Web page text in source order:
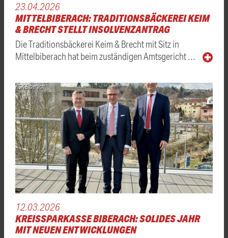
23.04.2026
MITTELBIBERACH: TRADITIONSBÄCKEREI KEIM
& BRECHT STELLT INSOLVENZANTRAG
Die Traditionsbäckerei Keim & Brecht mit Sitz in
Mittelbiberach hat beim zuständigen Amtsgericht …
KSK Biberach
12.03.2026
KREISSPARKASSE BIBERACH: SOLIDES JAHR
MIT NEUEN ENTWICKLUNGEN